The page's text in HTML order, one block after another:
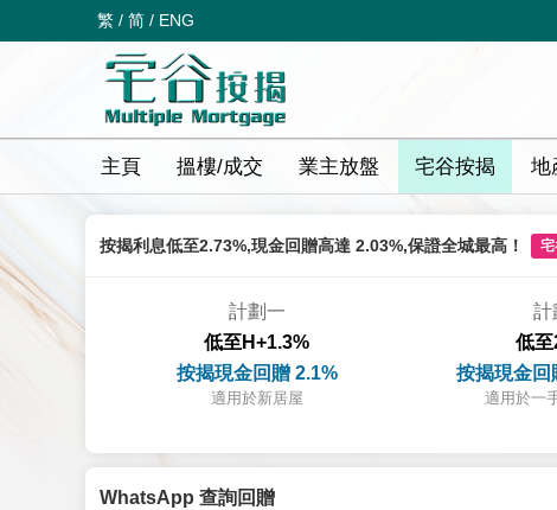
繁 / 简 / ENG
主頁 搵樓/成交 業主放盤 宅谷按揭 地
按揭利息低至2.73%,現金回贈高達 2.03%,保證全城最高！
計劃一
低至H+1.3%
按揭現金回贈 2.1%
適用於新居屋
計
低
按揭現金回
適用於一
WhatsApp 查詢回贈